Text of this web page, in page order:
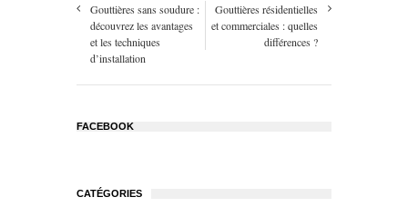
Gouttières sans soudure :
découvrez les avantages
et les techniques
d’installation
Gouttières résidentielles
et commerciales : quelles
différences ?
FACEBOOK
CATÉGORIES